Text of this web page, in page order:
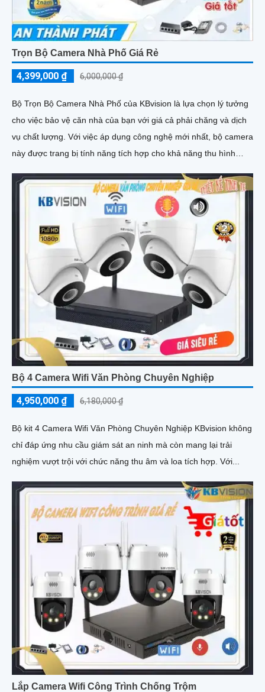
Trọn Bộ Camera Nhà Phố Giá Rẻ
4,399,000 ₫ 6,000,000 ₫
Bộ Trọn Bộ Camera Nhà Phố của KBvision là lựa chọn lý tưởng
cho việc bảo vệ căn nhà của bạn với giá cả phải chăng và dịch
vụ chất lượng. Với việc áp dụng công nghệ mới nhất, bộ camera
này được trang bị tính năng tích hợp cho khả năng thu hình
Bộ 4 Camera Wifi Văn Phòng Chuyên Nghiệp
4,950,000 ₫ 6,180,000 ₫
Bộ kit 4 Camera Wifi Văn Phòng Chuyên Nghiệp KBvision không
chỉ đáp ứng nhu cầu giám sát an ninh mà còn mang lại trải
nghiệm vượt trội với chức năng thu âm và loa tích hợp. Với...
Lắp Camera Wifi Công Trình Chống Trộm